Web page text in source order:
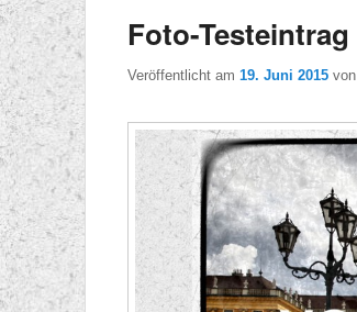
Foto-Testeintrag
Veröffentlicht am 19. Juni 2015 von